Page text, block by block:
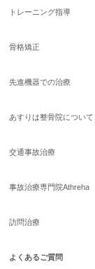
トレーニング指導
骨格矯正
先進機器での治療
あすりは整骨院について
交通事故治療
事故治療専門院Athreha
訪問治療
よくあるご質問